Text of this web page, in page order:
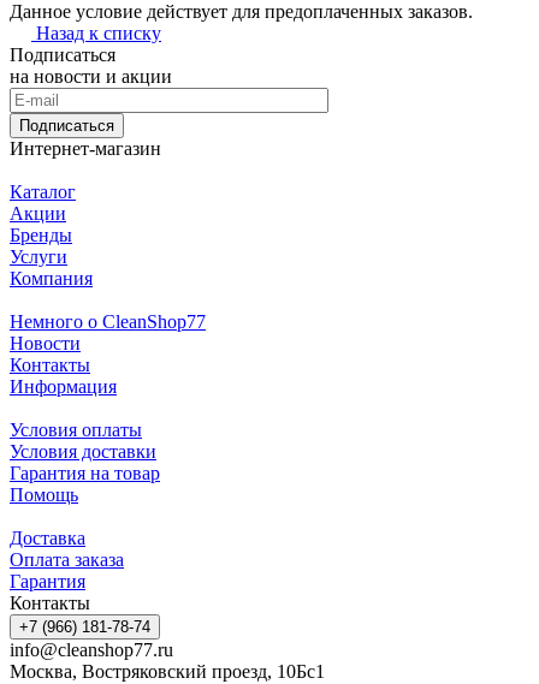
Данное условие действует для предоплаченных заказов.
Назад к списку
Подписаться
на новости и акции
Подписаться
Интернет-магазин
Каталог
Акции
Бренды
Услуги
Компания
Немного о CleanShop77
Новости
Контакты
Информация
Условия оплаты
Условия доставки
Гарантия на товар
Помощь
Доставка
Оплата заказа
Гарантия
Контакты
+7 (966) 181-78-74
info@cleanshop77.ru
Москва, Востряковский проезд, 10Бс1